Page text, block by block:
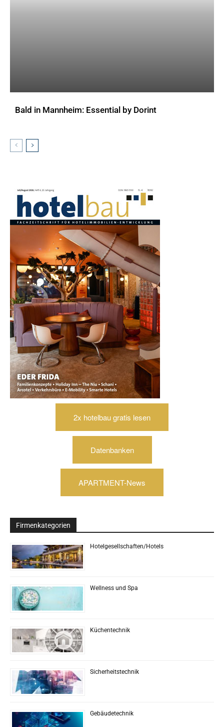
Bald in Mannheim: Essential by Dorint
2x hotelbau gratis lesen
Datenbanken
APARTMENT-News
Firmenkategorien
Hotelgesellschaften/Hotels
Wellness und Spa
Küchentechnik
Sicherheitstechnik
Gebäudetechnik